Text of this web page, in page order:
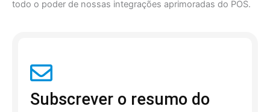
todo o poder de nossas integrações aprimoradas do POS.
Subscrever o resumo do